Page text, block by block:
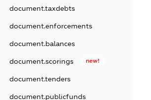
document.taxdebts
document.enforcements
document.balances
document.scorings new!
document.tenders
document.publicfunds